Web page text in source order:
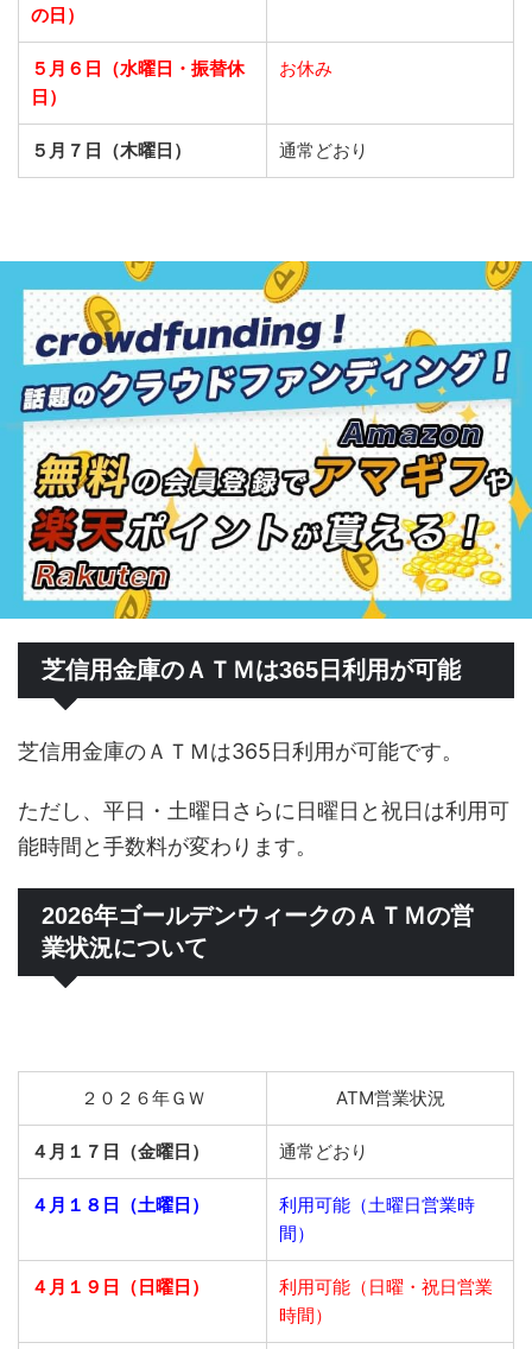
の日）
５月６日（水曜日・振替休
日）
お休み
５月７日（木曜日） 通常どおり
芝信用金庫のＡＴＭは365日利用が可能
芝信用金庫のＡＴＭは365日利用が可能です。
ただし、平日・土曜日さらに日曜日と祝日は利用可
能時間と手数料が変わります。
2026年ゴールデンウィークのＡＴＭの営
業状況について
２０２６年ＧＷ ATM営業状況
４月１７日（金曜日） 通常どおり
４月１８日（土曜日）
利用可能（土曜日営業時
間）
４月１９日（日曜日）
利用可能（日曜・祝日営業
時間）